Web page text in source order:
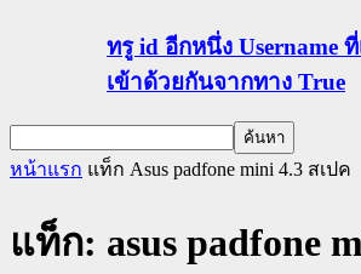
ทรู id อีกหนึ่ง Username
เข้าด้วยกันจากทาง True
หน้าแรก แท็ก Asus padfone mini 4.3 สเปค
แท็ก: asus padfone